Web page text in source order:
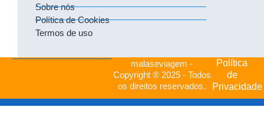
Sobre nós
Política de Cookies
Termos de uso
malaseviagem -
Copyright ® 2025 - Todos
os direitos reservados.
Política
de
Privacidade